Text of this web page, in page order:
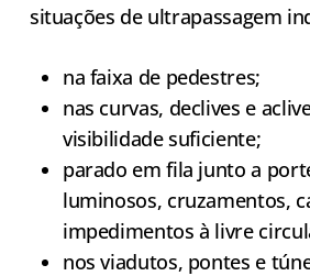
situações de ultrapassagem
na faixa de pedestres;
nas curvas, declives e
visibilidade suficiente;
parado em fila junto a
luminosos, cruzamentos,
impedimentos à livre
nos viadutos, pontes e